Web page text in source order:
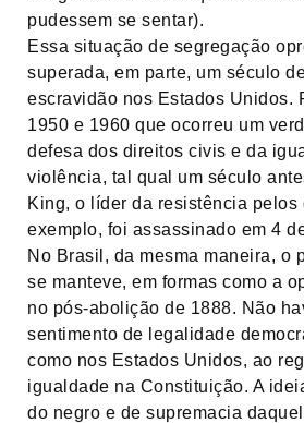
pudessem se sentar).
Essa situação de segregação
superada, em parte, um século
escravidão nos Estados Unidos.
1950 e 1960 que ocorreu um
defesa dos direitos civis e da
violência, tal qual um século
King, o líder da resistência
exemplo, foi assassinado em 4
No Brasil, da mesma maneira, o
se manteve, em formas como a
no pós-abolição de 1888. Não
sentimento de legalidade
como nos Estados Unidos, ao
igualdade na Constituição. A
do negro e de supremacia